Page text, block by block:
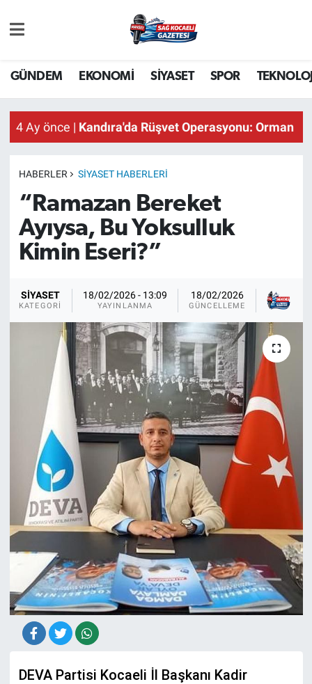
GÜNDEM EKONOMİ SİYASET SPOR
4 Ay önce | Kandıra'da Rüşvet Operasyonu: Orman
HABERLER SİYASET HABERLERI
“Ramazan Bereket
Ayıysa, Bu Yoksulluk
Kimin Eseri?”
SİYASET
KATEGORI
18/02/2026 - 13:09
YAYINLANMA
18/02/2026
GÜNCELLEME
DEVA Partisi Kocaeli İl Başkanı Kadir